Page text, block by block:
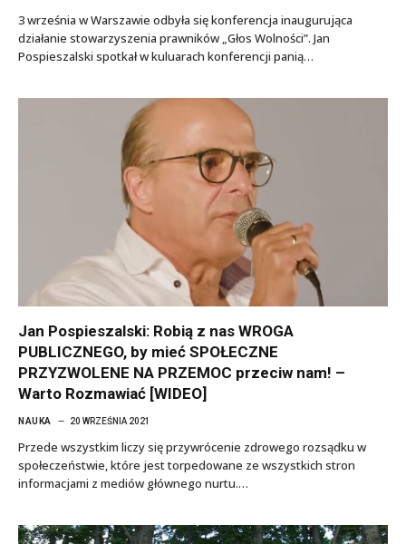
3 września w Warszawie odbyła się konferencja inaugurująca
działanie stowarzyszenia prawników „Głos Wolności”. Jan
Pospieszalski spotkał w kuluarach konferencji panią…
Jan Pospieszalski: Robią z nas WROGA
PUBLICZNEGO, by mieć SPOŁECZNE
PRZYZWOLENE NA PRZEMOC przeciw nam! –
Warto Rozmawiać [WIDEO]
NAUKA 20 WRZEŚNIA 2021
Przede wszystkim liczy się przywrócenie zdrowego rozsądku w
społeczeństwie, które jest torpedowane ze wszystkich stron
informacjami z mediów głównego nurtu.…